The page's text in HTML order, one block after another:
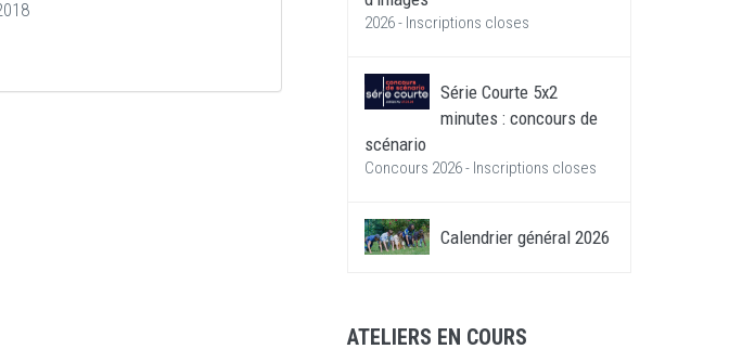
2026 - Inscriptions closes
Série Courte 5x2
minutes : concours de
scénario
Concours 2026 - Inscriptions closes
Calendrier général 2026
ATELIERS EN COURS